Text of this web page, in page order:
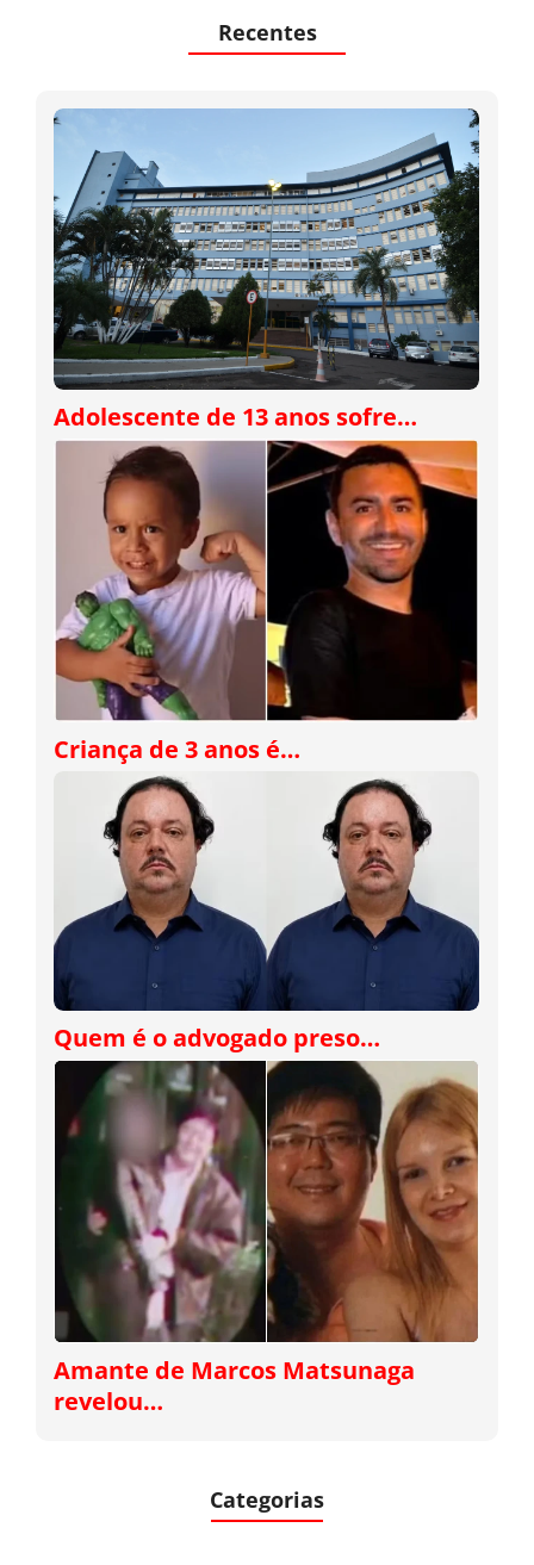
Recentes
Adolescente de 13 anos sofre…
Criança de 3 anos é…
Quem é o advogado preso…
Amante de Marcos Matsunaga
revelou…
Categorias